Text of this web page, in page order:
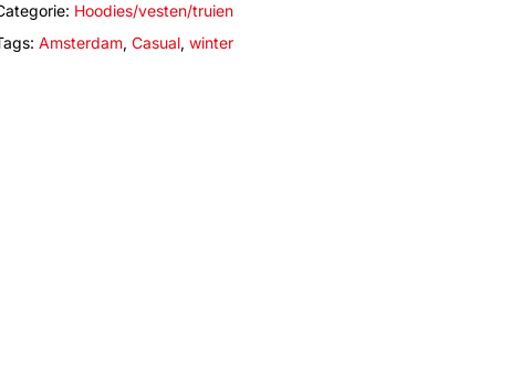
Hoodies/vesten/truien
Amsterdam,Casual,winter